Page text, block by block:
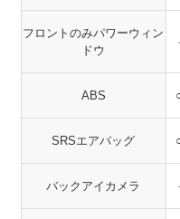
フロントのみパワーウィン
ドウ
ABS
SRSエアバッグ
バックアイカメラ